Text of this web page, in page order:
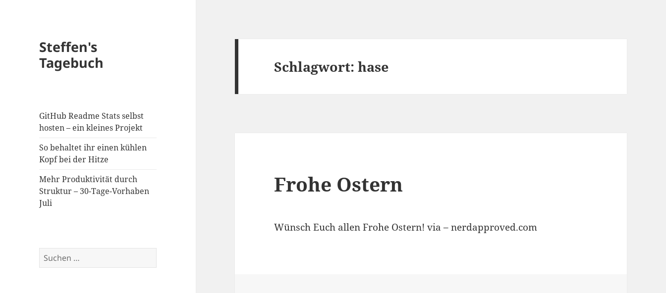
Steffen's
Tagebuch
GitHub Readme Stats selbst
hosten – ein kleines Projekt
So behaltet ihr einen kühlen
Kopf bei der Hitze
Mehr Produktivität durch
Struktur – 30-Tage-Vorhaben
Juli
Suchen
nach:
Schlagwort:hase
Frohe Ostern
Wünsch Euch allen Frohe Ostern! via – nerdapproved.com